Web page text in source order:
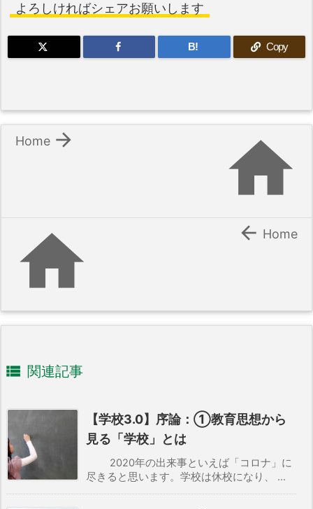
よろしければシェアお願いします
B! Copy


Home
  Home
 関連記事
【学校3.0】序論：①教育思想から
見る「学校」とは
2020年の出来事といえば「コロナ」に
尽きると思います。学校は休校になり、 ...